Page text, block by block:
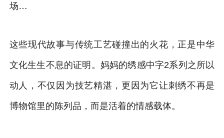
场…
这些现代故事与传统工艺碰撞出的火花，正是中华
文化生生不息的证明。妈妈的绣感中字2系列之所以
动人，不仅因为技艺精湛，更因为它让刺绣不再是
博物馆里的陈列品，而是活着的情感载体。